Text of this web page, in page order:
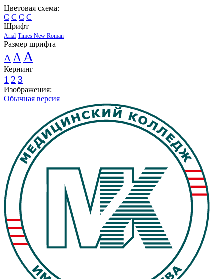
Цветовая схема:
C C C C
Шрифт
Arial Times New Roman
Размер шрифта
A A A
Кернинг
1 2 3
Изображения:
Обычная версия